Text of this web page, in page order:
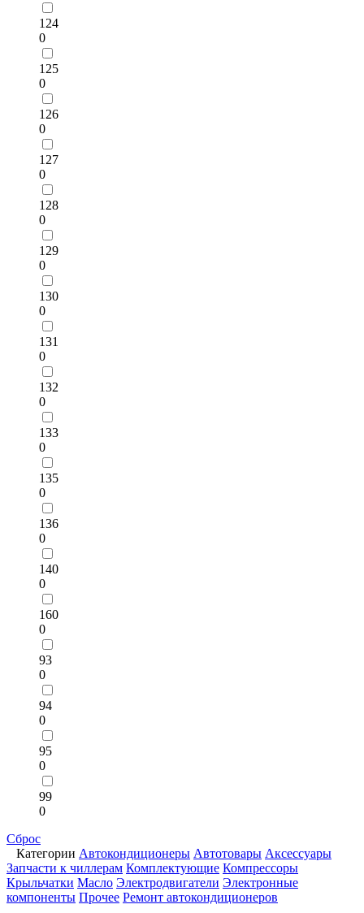
124
0
125
0
126
0
127
0
128
0
129
0
130
0
131
0
132
0
133
0
135
0
136
0
140
0
160
0
93
0
94
0
95
0
99
0
Сброс
Категории Автокондиционеры Автотовары Аксессуары
Запчасти к чиллерам Комплектующие Компрессоры
Крыльчатки Масло Электродвигатели Электронные
компоненты Прочее Ремонт автокондиционеров